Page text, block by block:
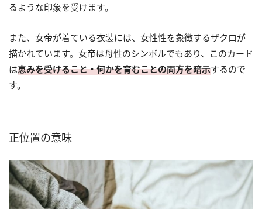
るような印象を受けます。
また、女帝が着ている衣装には、女性性を象徴するザクロが
描かれています。女帝は母性のシンボルでもあり、このカード
は恵みを受けること・何かを育むことの両方を暗示するので
す。
正位置の意味